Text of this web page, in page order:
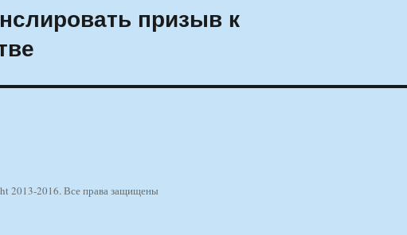
призыв к
2013-2016. Все права защищены